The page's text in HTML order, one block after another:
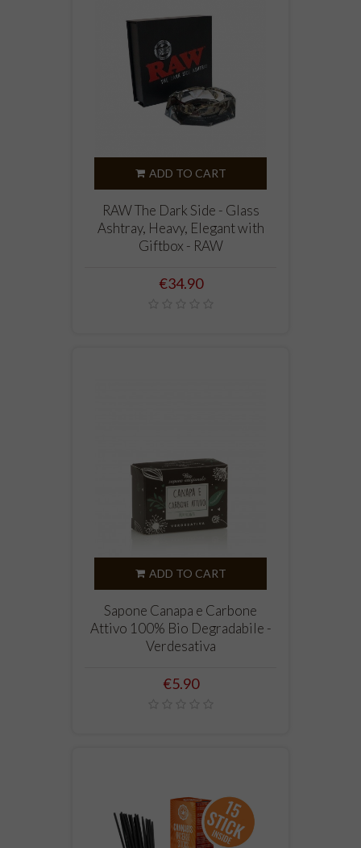
ADD TO CART
RAW The Dark Side - Glass
Ashtray, Heavy, Elegant with
Giftbox - RAW
Price
€34.90
ADD TO CART
Sapone Canapa e Carbone
Attivo 100% Bio Degradabile -
Verdesativa
Price
€5.90